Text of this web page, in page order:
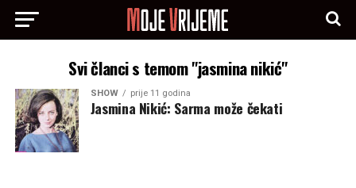
Svi članci s temom "jasmina nikić"
SHOW prije 11 godina
Jasmina Nikić: Sarma može čekati